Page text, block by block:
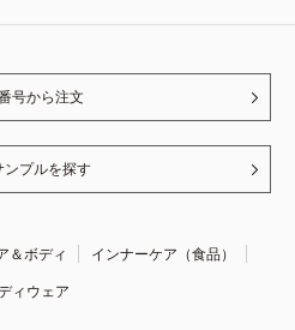
号から注文
ンプルを探す
＆ボディ
インナーケア（食品）
ィウェア